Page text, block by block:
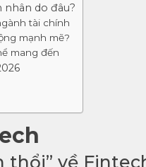
nhân do đâu?
tài chính
mạnh mẽ?
mang đến
thổi” về